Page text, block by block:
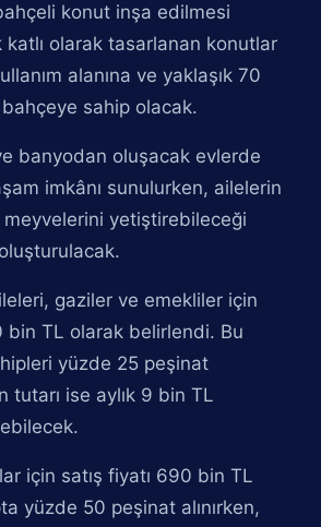
konut inşa edilmesi
katlı olarak tasarlanan konutlar
alanına ve yaklaşık 70
sahip olacak.
banyodan oluşacak evlerde
imkânı sunulurken, ailelerin
yetiştirebileceği
gaziler ve emekliler için
bin TL olarak belirlendi. Bu
yüzde 25 peşinat
tutarı ise aylık 9 bin TL
için satış fiyatı 690 bin TL
yüzde 50 peşinat alınırken,